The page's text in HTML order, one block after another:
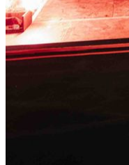
Sarah Engels
Bläck Fööss
Christian Meringolo
Paul Wetz
Die Lärmer